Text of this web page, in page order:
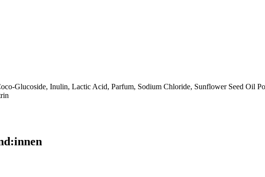
Glucoside, Inulin, Lactic Acid, Parfum, Sodium Chloride, Sunflower Seed Oil